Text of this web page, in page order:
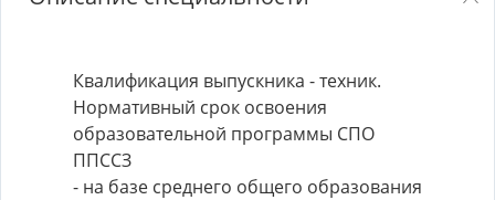
Квалификация выпускника - техник.
Нормативный срок освоения
образовательной программы СПО
ППССЗ
- на базе среднего общего образования